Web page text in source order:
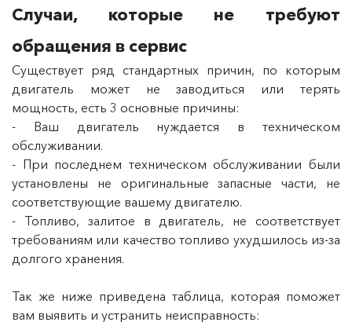
Случаи, которые не требуют
обращения в сервис
Существует ряд стандартных причин, по которым
двигатель может не заводиться или терять
мощность, есть 3 основные причины:
- Ваш двигатель нуждается в техническом
обслуживании.
- При последнем техническом обслуживании были
установлены не оригинальные запасные части, не
соответствующие вашему двигателю.
- Топливо, залитое в двигатель, не соответствует
требованиям или качество топливо ухудшилось из-за
долгого хранения.
Так же ниже приведена таблица, которая поможет
вам выявить и устранить неисправность: